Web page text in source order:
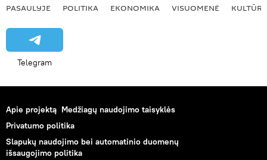
PASAULYJE POLITIKA EKONOMIKA VISUOMENĖ KULTŪRA
Telegram
Apie projektą Medžiagų naudojimo taisyklės
Privatumo politika
Slapukų naudojimo bei automatinio duomenų
išsaugojimo politika